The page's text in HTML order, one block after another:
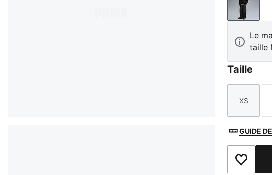
PUMA
Le
taille
Taille
Taille
XS
GUIDE
Ajouter